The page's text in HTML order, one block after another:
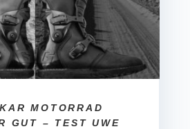
MOTORRAD
GUT – TEST UWE